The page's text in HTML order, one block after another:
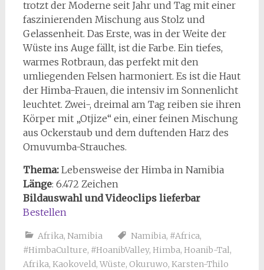
trotzt der Moderne seit Jahr und Tag mit einer
faszinierenden Mischung aus Stolz und
Gelassenheit. Das Erste, was in der Weite der
Wüste ins Auge fällt, ist die Farbe. Ein tiefes,
warmes Rotbraun, das perfekt mit den
umliegenden Felsen harmoniert. Es ist die Haut
der Himba-Frauen, die intensiv im Sonnenlicht
leuchtet. Zwei-, dreimal am Tag reiben sie ihren
Körper mit „Otjize“ ein, einer feinen Mischung
aus Ockerstaub und dem duftenden Harz des
Omuvumba-Strauches.
Thema: Lebensweise der Himba in Namibia
Länge: 6.472 Zeichen
Bildauswahl und Videoclips lieferbar
Bestellen
Afrika, Namibia Namibia, #Africa,
#HimbaCulture, #HoanibValley, Himba, Hoanib-Tal,
Afrika, Kaokoveld, Wüste, Okuruwo, Karsten-Thilo